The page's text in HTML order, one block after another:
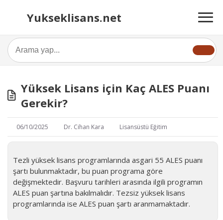
Yukseklisans.net
Yüksek Lisans için Kaç ALES Puanı
Gerekir?
06/10/2025 Dr. Cihan Kara Lisansüstü Eğitim
Tezli yüksek lisans programlarında asgari 55 ALES puanı
şartı bulunmaktadır, bu puan programa göre
değişmektedir. Başvuru tarihleri arasında ilgili programın
ALES puan şartına bakılmalıdır. Tezsiz yüksek lisans
programlarında ise ALES puan şartı aranmamaktadır.